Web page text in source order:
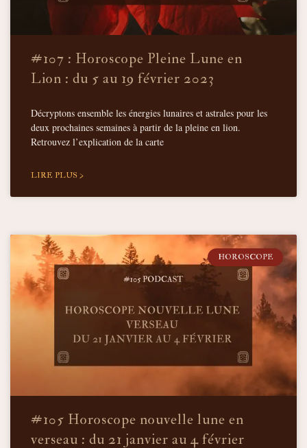
#107 : Horoscope Pleine Lune en
Lion : du 5 au 19 février 2023
Décryptons ensemble les énergies lunaires et astrales pour les
deux prochaines semaines à partir de la pleine en lion.
Retrouvez l’explication de la carte
LIRE PLUS >
HOROSCOPE
#105 Horoscope nouvelle lune en
verseau : du 21 janvier au 4 février